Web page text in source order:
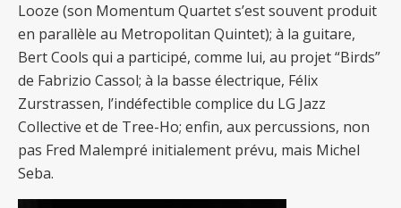
Looze (son Momentum Quartet s’est souvent produit
en parallèle au Metropolitan Quintet); à la guitare,
Bert Cools qui a participé, comme lui, au projet “Birds”
de Fabrizio Cassol; à la basse électrique, Félix
Zurstrassen, l’indéfectible complice du LG Jazz
Collective et de Tree-Ho; enfin, aux percussions, non
pas Fred Malempré initialement prévu, mais Michel
Seba.